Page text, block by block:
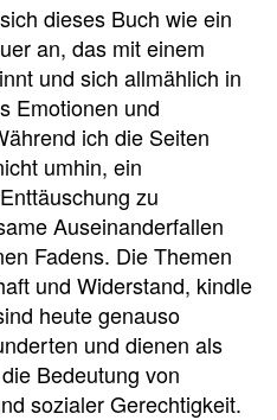
dieses Buch wie ein
an, das mit einem
und sich allmählich in
Emotionen und
ich die Seiten
umhin, ein
zu
Auseinanderfallen
Fadens. Die Themen
und Widerstand, kindle
heute genauso
und dienen als
Bedeutung von
sozialer Gerechtigkeit.